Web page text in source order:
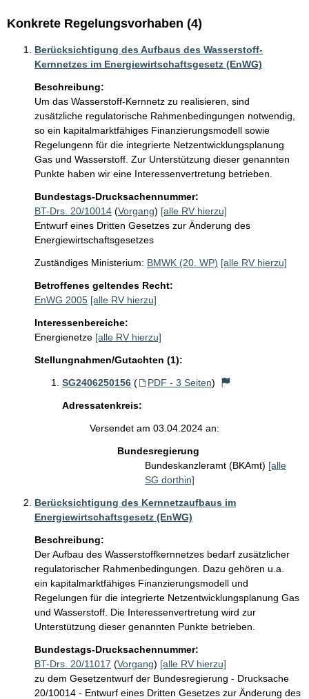
Konkrete Regelungsvorhaben (4)
Berücksichtigung des Aufbaus des Wasserstoff-
Kernnetzes im Energiewirtschaftsgesetz (EnWG)
Beschreibung:
Um das Wasserstoff-Kernnetz zu realisieren, sind
zusätzliche regulatorische Rahmenbedingungen notwendig,
so ein kapitalmarktfähiges Finanzierungsmodell sowie
Regelungenn für die integrierte Netzentwicklungsplanung
Gas und Wasserstoff. Zur Unterstützung dieser genannten
Punkte haben wir eine Interessenvertretung betrieben.
Bundestags-Drucksachennummer:
BT-Drs. 20/10014 (Vorgang) [alle RV hierzu]
Entwurf eines Dritten Gesetzes zur Änderung des
Energiewirtschaftsgesetzes
Zuständiges Ministerium: BMWK (20. WP) [alle RV hierzu]
Betroffenes geltendes Recht:
EnWG 2005 [alle RV hierzu]
Interessenbereiche:
Energienetze [alle RV hierzu]
Stellungnahmen/Gutachten (1):
SG2406250156 ( PDF - 3 Seiten)
Adressatenkreis:
Versendet am 03.04.2024 an:
Bundesregierung
Bundeskanzleramt (BKAmt) [alle
SG dorthin]
Berücksichtigung des Kernnetzaufbaus im
Energiewirtschaftsgesetz (EnWG)
Beschreibung:
Der Aufbau des Wasserstoffkernnetzes bedarf zusätzlicher
regulatorischer Rahmenbedingungen. Dazu gehören u.a.
ein kapitalmarktfähiges Finanzierungsmodell und
Regelungen für die integrierte Netzentwicklungsplanung Gas
und Wasserstoff. Die Interessenvertretung wird zur
Unterstützung dieser genannten Punkte betrieben.
Bundestags-Drucksachennummer:
BT-Drs. 20/11017 (Vorgang) [alle RV hierzu]
zu dem Gesetzentwurf der Bundesregierung - Drucksache
20/10014 - Entwurf eines Dritten Gesetzes zur Änderung des